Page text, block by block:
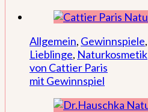
Allgemein, Gewinnspiele,
Lieblinge, Naturkosmetik
von Cattier Paris
mit Gewinnspiel